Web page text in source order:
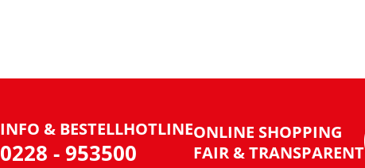
INFO & BESTELLHOTLINE
0228 - 953500
ONLINE SHOPPING
FAIR & TRANSPARENT